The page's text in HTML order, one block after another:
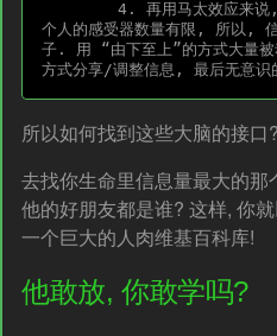
个人的感受器数量有限, 所以, 信
子. 用 “由下至上”的方式大量
所以如何找到这些大脑的接口?
去找你生命里信息量最大的
他的好朋友都是谁? 这样, 你
一个巨大的人肉维基百科库!
他敢放, 你敢学吗?